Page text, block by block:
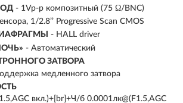
- 1Vp-p композитный (75 Ω/BNC)
1/2.8’’ Progressive Scan CMOS
- HALL driver
- Автоматический
ЗАТВОРА
медленного затвора
вкл.)+[br]+Ч/б 0.0001лк@(F1.5,AGC